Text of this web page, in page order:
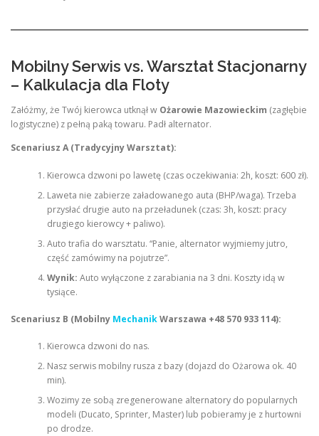
Mobilny Serwis vs. Warsztat Stacjonarny
– Kalkulacja dla Floty
Załóżmy, że Twój kierowca utknął w Ożarowie Mazowieckim (zagłębie
logistyczne) z pełną paką towaru. Padł alternator.
Scenariusz A (Tradycyjny Warsztat):
Kierowca dzwoni po lawetę (czas oczekiwania: 2h, koszt: 600 zł).
Laweta nie zabierze załadowanego auta (BHP/waga). Trzeba
przysłać drugie auto na przeładunek (czas: 3h, koszt: pracy
drugiego kierowcy + paliwo).
Auto trafia do warsztatu. “Panie, alternator wyjmiemy jutro,
część zamówimy na pojutrze”.
Wynik: Auto wyłączone z zarabiania na 3 dni. Koszty idą w
tysiące.
Scenariusz B (Mobilny MechanikWarszawa +48 570 933 114):
Kierowca dzwoni do nas.
Nasz serwis mobilny rusza z bazy (dojazd do Ożarowa ok. 40
min).
Wozimy ze sobą zregenerowane alternatory do popularnych
modeli (Ducato, Sprinter, Master) lub pobieramy je z hurtowni
po drodze.